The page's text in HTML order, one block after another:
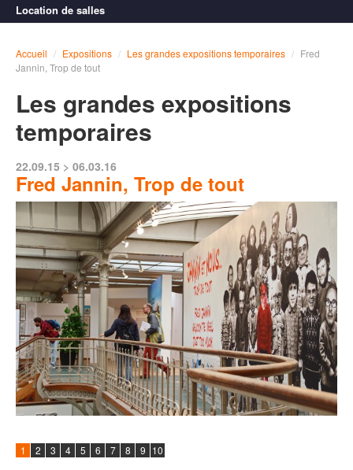
Location de salles
Accueil / Expositions / Les grandes expositions temporaires / Fred
Jannin, Trop de tout
Les grandes expositions
temporaires
22.09.15 > 06.03.16
Fred Jannin, Trop de tout
1 2 3 4 5 6 7 8 9 10